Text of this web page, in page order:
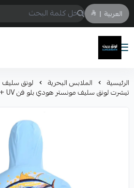
العربية |
لونق بريث
الرئيسية الملابس البحرية لونق سليف
تيشرت لونق سليف مونستر هودي بلو فن UPF 50+ UV